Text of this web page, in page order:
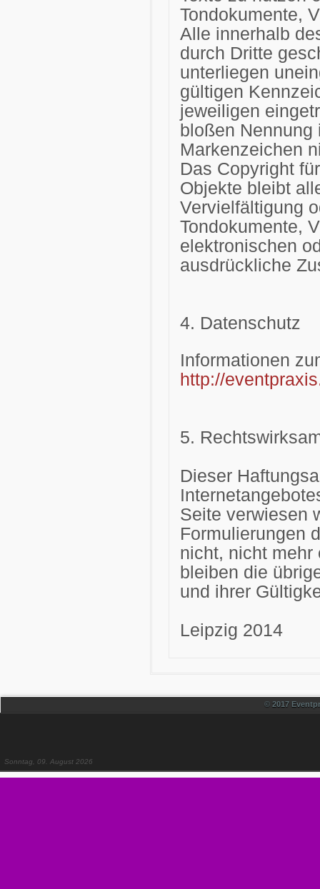
Tondokumente,
Alle innerhalb
durch Dritte
unterliegen
gültigen
jeweiligen
bloßen
Markenzeichen
Das Copyright
Objekte bleibt
Vervielfältigung
Tondokumente,
elektronischen
ausdrückliche
4. Datenschutz
Informationen
http://
5.
Dieser
Seite verwiesen
Formulierungen
nicht, nicht
bleiben die
und ihrer
Leipzig 2014
© 2017
Sonntag, 09. August 2026